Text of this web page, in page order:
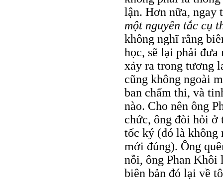
lận. Hơn nữa, ngay
một nguyên tắc cụ
không nghĩ rằng
học, sẽ lại phải
xảy ra trong tương
cũng không ngoài
ban chấm thi, và
nào. Cho nên ông
chức, ông đòi hỏi
tốc ký (đó là không
mới đúng). Ông
nỗi, ông Phan Khôi
biên bản đó lại về